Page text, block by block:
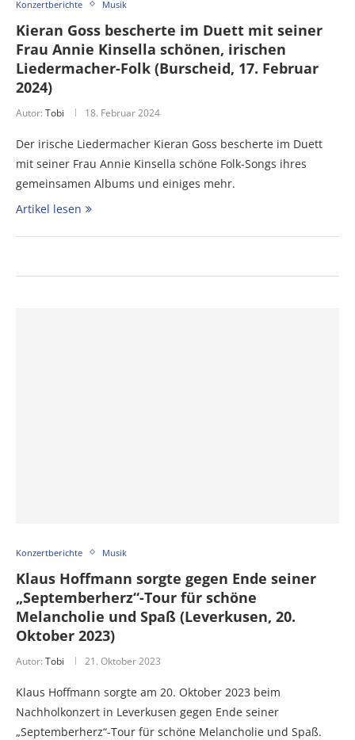
Konzertberichte Musik
Kieran Goss bescherte im Duett mit seiner
Frau Annie Kinsella schönen, irischen
Liedermacher-Folk (Burscheid, 17. Februar
2024)
Autor: Tobi 18. Februar 2024
Der irische Liedermacher Kieran Goss bescherte im Duett
mit seiner Frau Annie Kinsella schöne Folk-Songs ihres
gemeinsamen Albums und einiges mehr.
Artikel lesen
Konzertberichte Musik
Klaus Hoffmann sorgte gegen Ende seiner
„Septemberherz“-Tour für schöne
Melancholie und Spaß (Leverkusen, 20.
Oktober 2023)
Autor: Tobi 21. Oktober 2023
Klaus Hoffmann sorgte am 20. Oktober 2023 beim
Nachholkonzert in Leverkusen gegen Ende seiner
„Septemberherz“-Tour für schöne Melancholie und Spaß.